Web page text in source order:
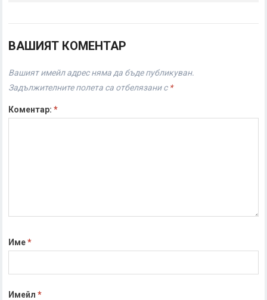
ВАШИЯТ КОМЕНТАР
Вашият имейл адрес няма да бъде публикуван.
Задължителните полета са отбелязани с *
Коментар:*
Име*
Имейл*